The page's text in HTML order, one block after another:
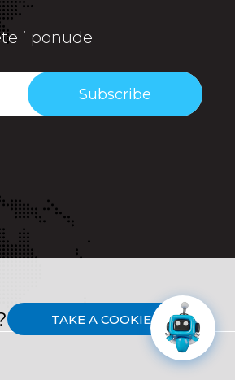
TAKE A COOKIE
i ponude
Subscribe